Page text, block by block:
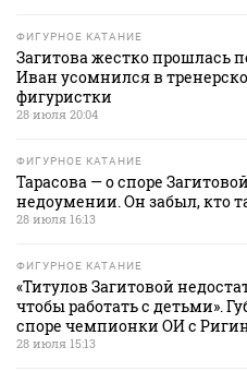
ФИГУРНОЕ КАТАНИЕ
Загитова жестко прошлась
Иван усомнился в
фигуристки
28 июля 20:04
ФИГУРНОЕ КАТАНИЕ
Тарасова — о споре
недоумении. Он забыл, кто
28 июля 16:13
ФИГУРНОЕ КАТАНИЕ
«Титулов Загитовой
чтобы работать с детьми».
споре чемпионки ОИ с
28 июля 15:13